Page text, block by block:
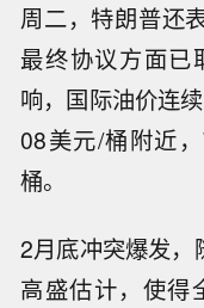
周二，特朗普还
最终协议方面已
响，国际油价连
08美元/桶附近
桶。
2月底冲突爆发，
高盛估计，使得